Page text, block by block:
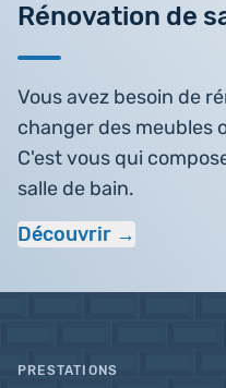
Rénovation de
Vous avez besoin de
changer des meubles
C'est vous qui
salle de bain.
Découvrir
PRESTATIONS